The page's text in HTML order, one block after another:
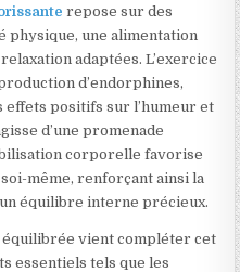
repose sur des
physique, une alimentation
adaptées. L’exercice
d’endorphines,
positifs sur l’humeur et
d’une promenade
corporelle favorise
même, renforçant ainsi la
équilibre interne précieux.
équilibrée vient compléter cet
essentiels tels que les